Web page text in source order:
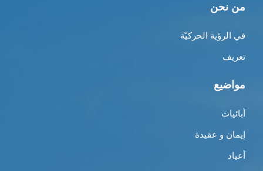
من نحن
في الرؤية الحركيّة
تعريف
مواضيع
أبائيات
إيمان و عقيدة
أعياد